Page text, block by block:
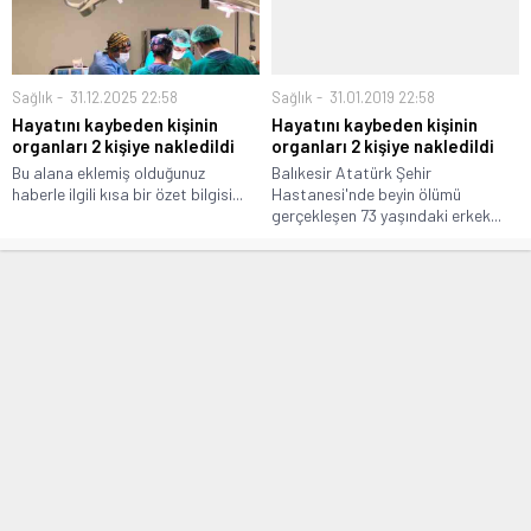
Sağlık 31.12.2025 22:58
Hayatını kaybeden kişinin
organları 2 kişiye nakledildi
Bu alana eklemiş olduğunuz
haberle ilgili kısa bir özet bilgisi...
Sağlık 31.01.2019 22:58
Hayatını kaybeden kişinin
organları 2 kişiye nakledildi
Balıkesir Atatürk Şehir
Hastanesi'nde beyin ölümü
gerçekleşen 73 yaşındaki erkek...